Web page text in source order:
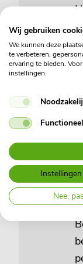
Wij gebruiken
We kunnen deze
te verbeteren,
ervaring te bieden.
instellingen.
Functioneel
Nee,